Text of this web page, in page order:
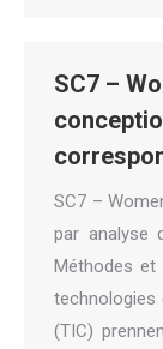
SC7 –
SC7 –
par analyse
Méthodes
technologies
(TIC)